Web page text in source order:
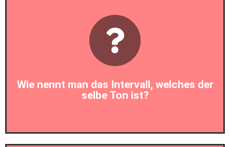
Wie nennt man das Intervall, welches der
selbe Ton ist?
Prim